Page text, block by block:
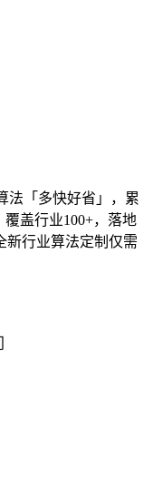
法「多快好省」，累
盖行业100+，落地
新行业算法定制仅需